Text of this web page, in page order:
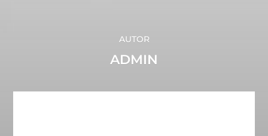
AUTOR
ADMIN